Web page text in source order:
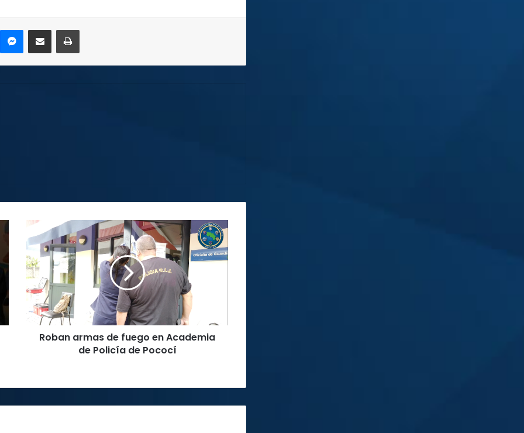
MessengerCompartir por correo electrónicoImprimir
Roban
armas
de
fuego
en
Academia
de
Policía
PococíRoban armas de fuego en Academia
de Policía de Pococí